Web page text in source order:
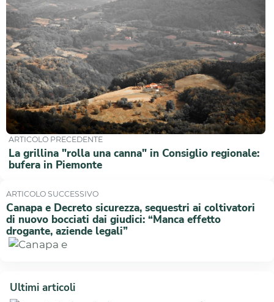
ARTICOLO PRECEDENTE
La grillina "rolla una canna" in Consiglio regionale:
bufera in Piemonte
ARTICOLO SUCCESSIVO
Canapa e Decreto sicurezza, sequestri ai coltivatori
di nuovo bocciati dai giudici: “Manca effetto
drogante, aziende legali”
Ultimi articoli